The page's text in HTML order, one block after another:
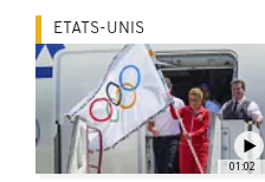
01:02
ETATS-UNIS